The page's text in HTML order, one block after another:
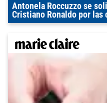
Antonela Roccuzzo se
Cristiano Ronaldo por las